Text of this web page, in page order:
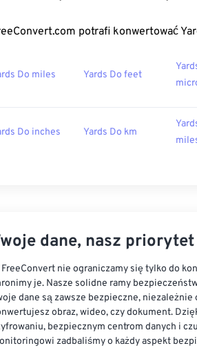
potrafi konwertować
Do miles Yards Do feet
Do inches Yards Do km
dane, nasz priorytet
FreeConvert nie ograniczamy się tylko do
je. Nasze solidne ramy
dane są zawsze bezpieczne, niezależnie
obraz, wideo, czy dokument.
bezpiecznym centrom danych i
zadbaliśmy o każdy aspekt